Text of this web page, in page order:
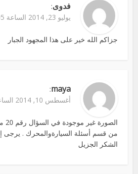
فدوى:
يوليو 23, 2014 الساعة 8:05 م
جزاكم الله خير على هذا المجهود الجبار
maya
:
أغسطس 10, 2014 الساعة 4:13 م
من قسم أسئلة السيارةوالمحرك . يرجى
الشكر الجزيل